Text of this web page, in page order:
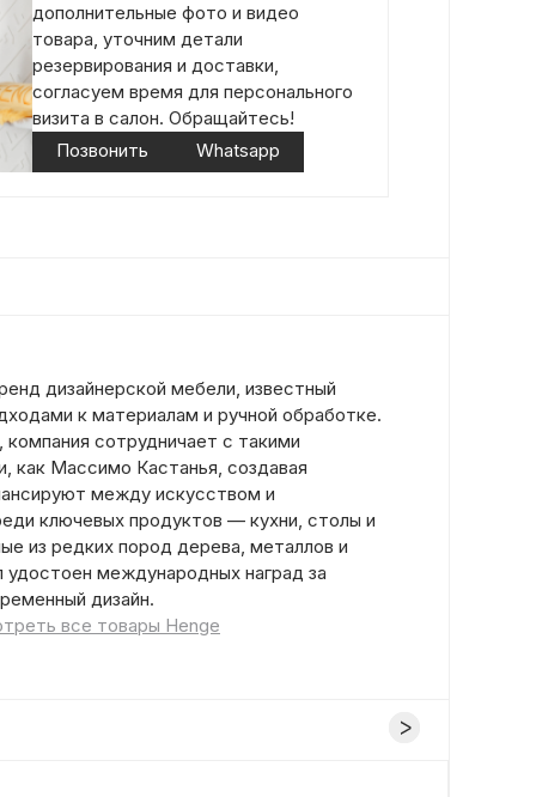
дополнительные фото и видео
товара, уточним детали
резервирования и доставки,
согласуем время для персонального
визита в салон. Обращайтесь!
Позвонить
Whatsapp
дизайнерской мебели, известный
к материалам и ручной обработке.
компания сотрудничает с такими
как Массимо Кастанья, создавая
между искусством и
ключевых продуктов — кухни, столы и
из редких пород дерева, металлов и
удостоен международных наград за
дизайн.
все товары Henge